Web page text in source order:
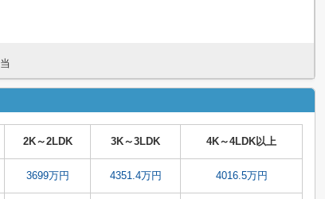
2K～2LDK 3K～3LDK 4K～4LDK以上
3699万円 4351.4万円 4016.5万円